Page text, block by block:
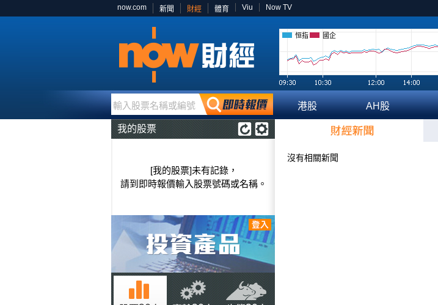
now.com 新聞 財經 體育 Viu Now TV
恒指 國企
輸入股票名稱或編號 港股 AH股
我的股票
[我的股票]未有記錄，
請到即時報價輸入股票號碼或名稱。
沒有相關新聞